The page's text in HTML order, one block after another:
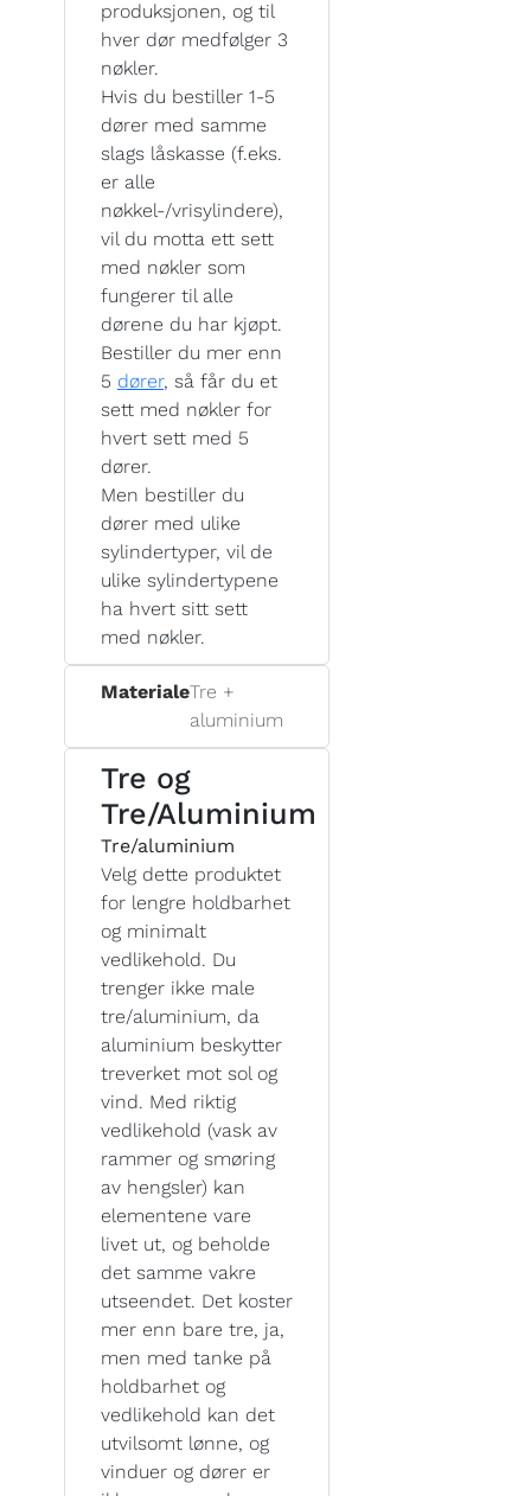
produksjonen, og til
hver dør medfølger 3
nøkler.
Hvis du bestiller 1-5
dører med samme
slags låskasse (f.eks.
er alle
nøkkel-/vrisylindere),
vil du motta ett sett
med nøkler som
fungerer til alle
dørene du har kjøpt.
Bestiller du mer enn
5 dører, så får du et
sett med nøkler for
hvert sett med 5
dører.
Men bestiller du
dører med ulike
sylindertyper, vil de
ulike sylindertypene
ha hvert sitt sett
med nøkler.
MaterialeTre +
aluminium
Tre og
Tre/Aluminium
Tre/aluminium
Velg dette produktet
for lengre holdbarhet
og minimalt
vedlikehold. Du
trenger ikke male
tre/aluminium, da
aluminium beskytter
treverket mot sol og
vind. Med riktig
vedlikehold (vask av
rammer og smøring
av hengsler) kan
elementene vare
livet ut, og beholde
det samme vakre
utseendet. Det koster
mer enn bare tre, ja,
men med tanke på
holdbarhet og
vedlikehold kan det
utvilsomt lønne, og
vinduer og dører er